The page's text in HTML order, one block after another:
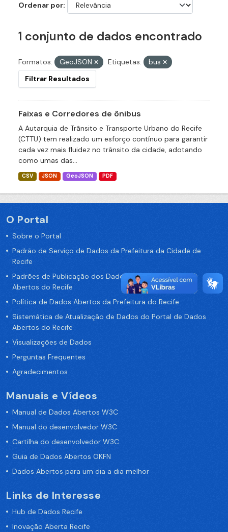
Ordenar por
1 conjunto de dados encontrado
Formatos: GeoJSON Etiquetas:
bus
Filtrar Resultados
Faixas e Corredores de ônibus
A Autarquia de Trânsito e Transporte Urbano do Recife
(CTTU) tem realizado um esforço contínuo para garantir
cada vez mais fluidez no trânsito da cidade, adotando
como umas das...
CSV JSON GeoJSON PDF
O Portal
Sobre o Portal
Padrão de Serviço de Dados da Prefeitura da Cidade de
Recife
Padrões de Publicação dos Dados no Portal de Dados
Abertos do Recife
Política de Dados Abertos da Prefeitura do Recife
Sistemática de Atualização de Dados do Portal de Dados
Abertos do Recife
Visualizações de Dados
Perguntas Frequentes
Agradecimentos
Manuais e Vídeos
Manual de Dados Abertos W3C
Manual do desenvolvedor W3C
Cartilha do desenvolvedor W3C
Guia de Dados Abertos OKFN
Dados Abertos para um dia a dia melhor
Links de Interesse
Hub de Dados Recife
Inovação Aberta Recife